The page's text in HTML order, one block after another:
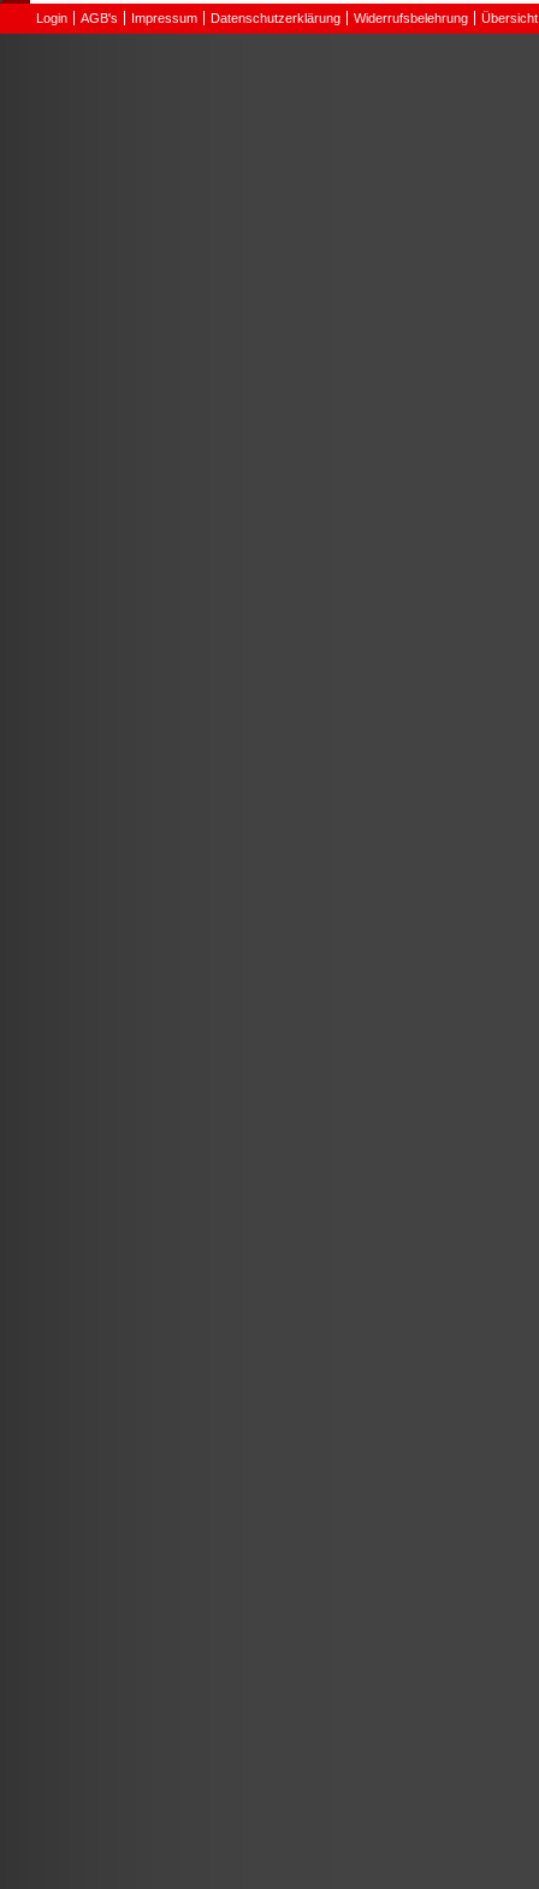
Login AGB's Impressum Datenschutzerklärung Widerrufsbelehrung